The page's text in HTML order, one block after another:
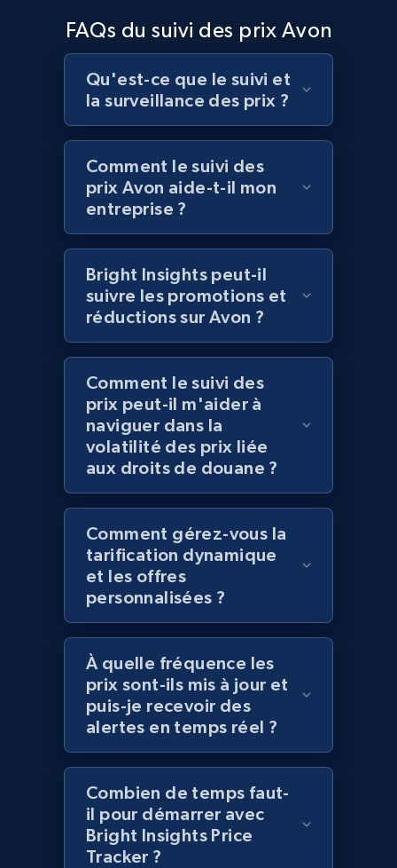
specified UPC
URL, Domain, Country code, Model number,
Sku, Product id, Product name, Manufacturer,
and more.
2.1K+ 355+ Commencer
Home Depot US - Discovery products by
specific category URL
URL, Domain, Country code, Model number,
Sku, Product id, Product name, Manufacturer,
and more.
Amazon products global dataset
2.1K+ 375+ Commencer
Amazon products global dataset - Collects
products by specific category URL
Title, Seller name, Brand, Description, Initial
price, Currency, Availability, Reviews count, and
more.
2.1K+ 375+ Commencer
FAQs du suivi des prix Avon
Qu'est-ce que le suivi et
la surveillance des prix ?
Comment le suivi des
prix Avon aide-t-il mon
entreprise ?
Bright Insights peut-il
suivre les promotions et
réductions sur Avon ?
Comment le suivi des
prix peut-il m'aider à
naviguer dans la
volatilité des prix liée
aux droits de douane ?
Comment gérez-vous la
tarification dynamique
et les offres
personnalisées ?
À quelle fréquence les
prix sont-ils mis à jour et
puis-je recevoir des
alertes en temps réel ?
Combien de temps faut-
il pour démarrer avec
Bright Insights Price
Tracker ?